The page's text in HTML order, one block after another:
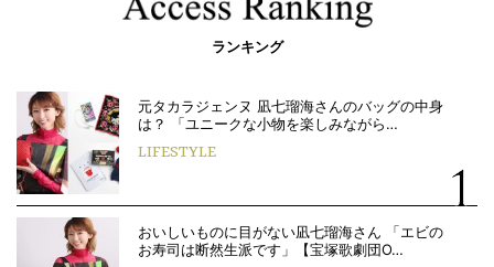
ランキング
元タカラジェンヌ 凪七瑠海さんのバッグの中身
は？ 「ユニークな小物を楽しみながら…
LIFESTYLE
おいしいものに目がない凪七瑠海さん 「エビの
お寿司は断然生派です」【宝塚歌劇団O…